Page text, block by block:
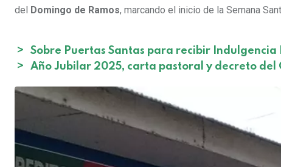
del
Domingo de Ramos, marcando el inicio de la Semana
>
Sobre Puertas Santas para recibir
>
Año Jubilar 2025, carta pastoral y decreto del